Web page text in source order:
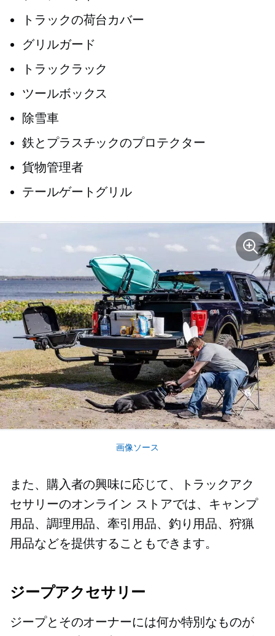
トラックの荷台カバー
グリルガード
トラックラック
ツールボックス
除雪車
鉄とプラスチックのプロテクター
貨物管理者
テールゲートグリル
画像ソース
また、購入者の興味に応じて、トラックアク
セサリーのオンライン ストアでは、キャンプ
用品、調理用品、牽引用品、釣り用品、狩猟
用品などを提供することもできます。
ジープアクセサリー
ジープとそのオーナーには何か特別なものが